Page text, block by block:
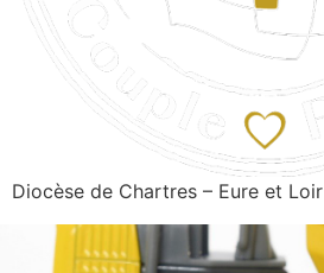
Diocèse de Chartres – Eure et Loir